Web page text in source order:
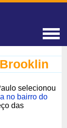
selecionou
no bairro do
das